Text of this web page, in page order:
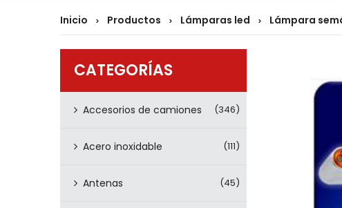
Inicio > Productos > Lámparas led > Lámpara
CATEGORÍAS
Accesorios de camiones (346)
Acero inoxidable (111)
Antenas (45)